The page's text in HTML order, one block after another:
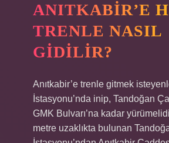
ANITKABIR’E
TRENLE NASIL
GIDILIR?
Anıtkabir’e trenle gitmek
İstasyonu’nda inip, Tandoğan
GMK Bulvarı’na kadar
metre uzaklıkta bulunan